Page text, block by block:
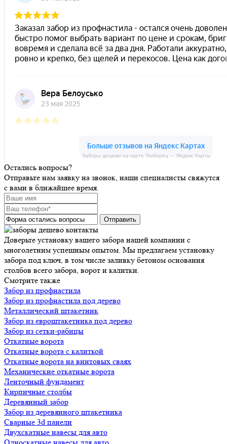
Заборы дешево на карте Люберец — Яндекс Карты
Остались вопросы?
Отправьте нам заявку на звонок, наши специалисты свяжутся
с вами в ближайшее время.
Доверьте установку вашего забора нашей компании с
многолетним успешным опытом. Мы предлагаем установку
забора под ключ, в том числе заливку бетоном основания
столбов всего забора, ворот и калитки.
Смотрите также
Забор из профнастила
Забор из профнастила под дерево
Металлический штакетник
Забор из евроштакетника под дерево
Забор из сетки-рабицы
Откатные ворота
Откатные ворота с калиткой
Откатные ворота на винтовых сваях
Механические откатные ворота
Ленточный фундамент
Кирпичные столбы
Деревянный забор
Забор из деревянного штакетника
Сварные 3d панели
Двухскатные навесы для авто
Односкатные навесы для авто